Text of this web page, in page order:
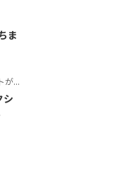
ま
本質
シ